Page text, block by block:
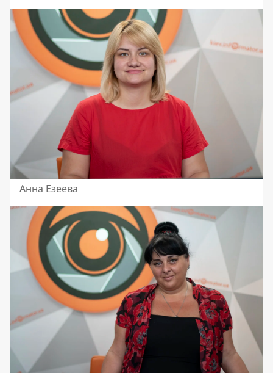
Анна Езеева